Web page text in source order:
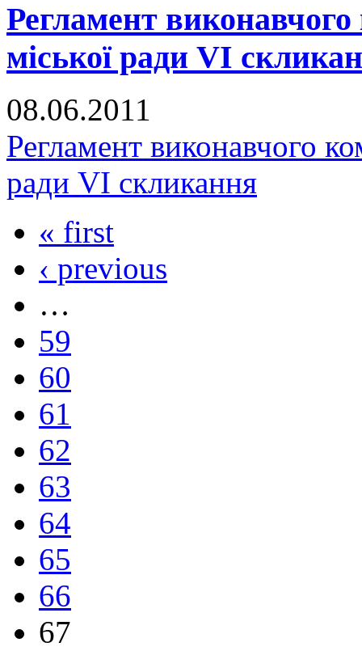
Регламент виконавчого
міської ради VI
08.06.2011
Регламент виконавчого
ради VI скликання
« first
‹ previous
…
59
60
61
62
63
64
65
66
67